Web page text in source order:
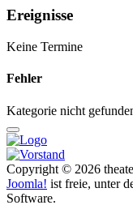
Ereignisse
Keine Termine
Fehler
Kategorie nicht
Copyright © 2026
Joomla! ist freie, unter
Software.